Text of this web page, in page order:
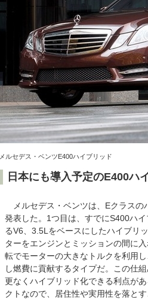
メルセデス・ベンツE400ハイブリッド
日本にも導入予定のE400ハ
メルセデス・ベンツは、Eクラスの
発表した。1つ目は、すでにS400ハ
るV6、3.5Lをベースにしたハイブリ
ターをエンジンとミッションの間に
転でモーターの大きなトルクを利用
し燃費に貢献するタイプだ。この仕
更なくハイブリッド化できる利点が
クトなので、居住性や実用性を落とす